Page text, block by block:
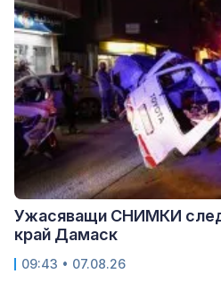
Ужасяващи СНИМКИ след
край Дамаск
09:43 • 07.08.26